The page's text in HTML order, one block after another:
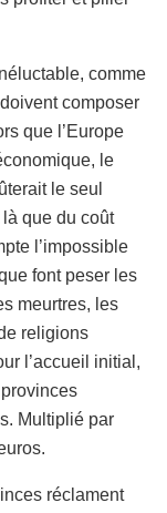
comme
composer
que l’Europe
le
le seul
que du coût
l’impossible
font peser les
meurtres, les
religions
l’accueil initial,
Multiplié par
réclament